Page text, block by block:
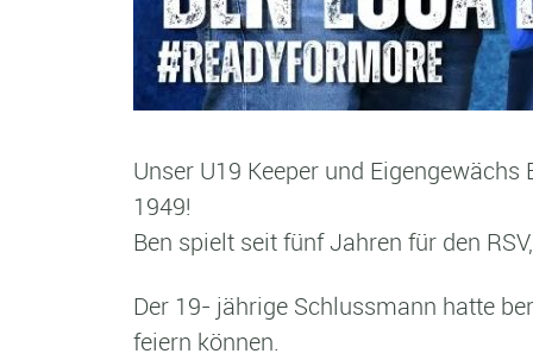
Unser U19 Keeper und
1949!
Ben spielt seit fünf Jahren für den
Der 19- jährige Schlussmann hatte
feiern können.